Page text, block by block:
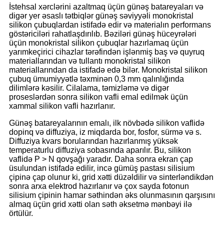
İstehsal xərclərini azaltmaq üçün günəş batareyaları və
digər yer əsaslı tətbiqlər günəş səviyyəli monokristal
silikon çubuqlardan istifadə edir və materialın performans
göstəriciləri rahatlaşdırılıb. Bəziləri günəş hüceyrələri
üçün monokristal silikon çubuqlar hazırlamaq üçün
yarımkeçirici cihazlar tərəfindən işlənmiş baş və quyruq
materiallarından və tullantı monokristal silikon
materiallarından da istifadə edə bilər. Monokristal silikon
çubuq ümumiyyətlə təxminən 0,3 mm qalınlığında
dilimlərə kəsilir. Cilalama, təmizləmə və digər
proseslərdən sonra silikon vafli emal edilmək üçün
xammal silikon vafli hazırlanır.
Günəş batareyalarının emalı, ilk növbədə silikon vaflidə
dopinq və diffuziya, iz miqdarda bor, fosfor, sürmə və s.
Diffuziya kvars borularından hazırlanmış yüksək
temperaturlu diffuziya sobasında aparılır. Bu, silikon
vaflidə P > N qovşağı yaradır. Daha sonra ekran çap
üsulundan istifadə edilir, incə gümüş pastası silisium
çipinə çap olunur ki, grid xətti düzəldilir və sinterləndikdən
sonra arxa elektrod hazırlanır və çox sayda fotonun
silisium çipinin hamar səthindən əks olunmasının qarşısını
almaq üçün grid xətti olan səth əksetmə mənbəyi ilə
örtülür.